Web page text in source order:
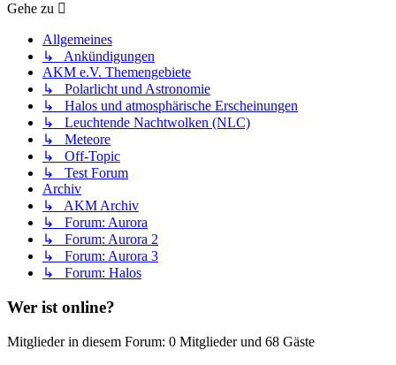
Gehe zu
Allgemeines
↳ Ankündigungen
AKM e.V. Themengebiete
↳ Polarlicht und Astronomie
↳ Halos und atmosphärische Erscheinungen
↳ Leuchtende Nachtwolken (NLC)
↳ Meteore
↳ Off-Topic
↳ Test Forum
Archiv
↳ AKM Archiv
↳ Forum: Aurora
↳ Forum: Aurora 2
↳ Forum: Aurora 3
↳ Forum: Halos
Wer ist online?
Mitglieder in diesem Forum: 0 Mitglieder und 68 Gäste